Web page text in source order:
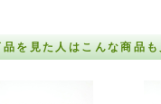
品を見た人はこんな商品